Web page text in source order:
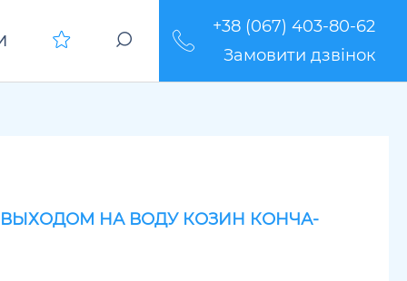
+38 (067) 403-80-62
Замовити дзвінок
НА ВОДУ КОЗИН КОНЧА-